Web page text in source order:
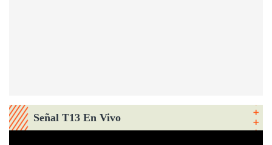
Señal T13 En Vivo